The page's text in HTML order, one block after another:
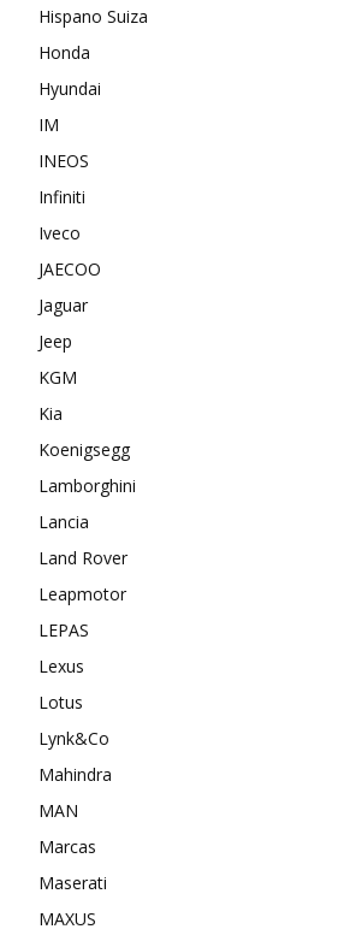
Hispano Suiza
Honda
Hyundai
IM
INEOS
Infiniti
Iveco
JAECOO
Jaguar
Jeep
KGM
Kia
Koenigsegg
Lamborghini
Lancia
Land Rover
Leapmotor
LEPAS
Lexus
Lotus
Lynk&Co
Mahindra
MAN
Marcas
Maserati
MAXUS